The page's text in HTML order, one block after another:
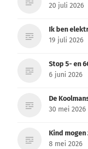
20 juli 2026
Ik ben
19 juli 2026
Stop 5- en
6 juni 2026
De
30 mei 2026
Kind mogen
8 mei 2026